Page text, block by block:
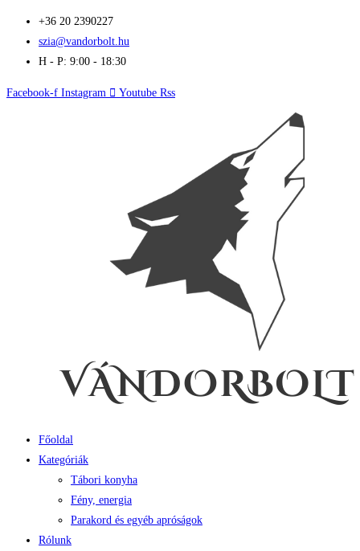
content
+36 20 2390227
szia@vandorbolt.hu
H - P: 9:00 - 18:30
Facebook-f Instagram Youtube Rss
Főoldal
Kategóriák
Tábori konyha
Fény, energia
Parakord és egyéb apróságok
Rólunk